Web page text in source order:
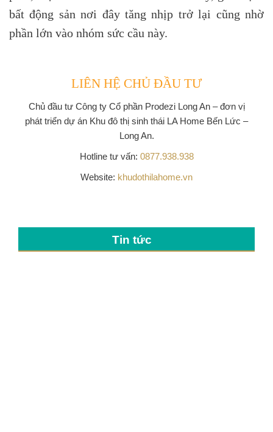
bất động sản nơi đây tăng nhịp trở lại cũng nhờ
phần lớn vào nhóm sức cầu này.
LIÊN HỆ CHỦ ĐẦU TƯ
Chủ đầu tư Công ty Cổ phần Prodezi Long An– đơn vị
phát triển dự án Khu đô thị sinh thái LA Home Bến Lức –
Long An.
Hotline tư vấn: 0877.938.938
Website: khudothilahome.vn
Tin tức